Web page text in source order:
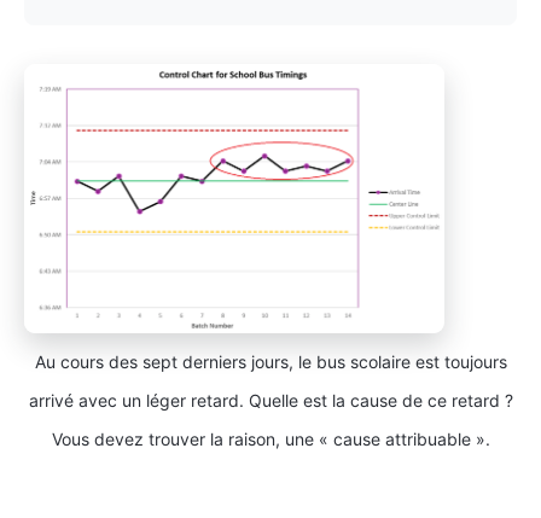
Au cours des sept derniers jours, le bus scolaire est toujours
arrivé avec un léger retard. Quelle est la cause de ce retard ?
Vous devez trouver la raison, une « cause attribuable ».